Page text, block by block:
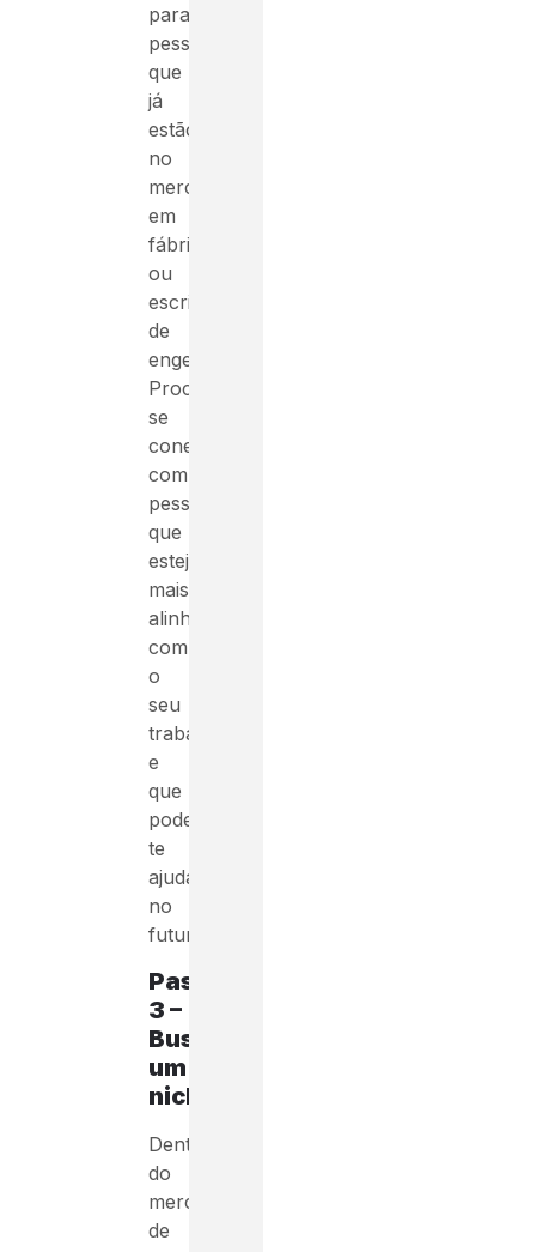
para
pessoas
que
já
estão
no
mercado,
em
fábrica
ou
escritórios
de
engenharia.
Procure
se
conectar
com
pessoas
que
estejam
mais
alinhadas
com
o
seu
trabalho
e
que
podem
te
ajudar
no
futuro.
Passo
3 –
Busque
um
nicho
Dentro
do
mercado
de